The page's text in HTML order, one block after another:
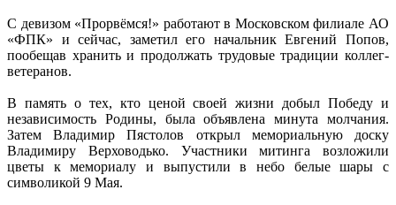
С девизом «Прорвёмся!» работают в Московском филиале АО
«ФПК» и сейчас, заметил его начальник Евгений Попов,
пообещав хранить и продолжать трудовые традиции коллег-
ветеранов.
В память о тех, кто ценой своей жизни добыл Победу и
независимость Родины, была объявлена минута молчания.
Затем Владимир Пястолов открыл мемориальную доску
Владимиру Верховодько. Участники митинга возложили
цветы к мемориалу и выпустили в небо белые шары с
символикой 9 Мая.